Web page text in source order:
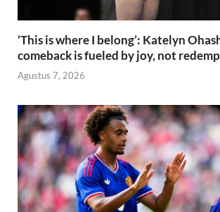
‘This is where I belong’: Katelyn
comeback is fueled by joy, not
Agustus 7, 2026